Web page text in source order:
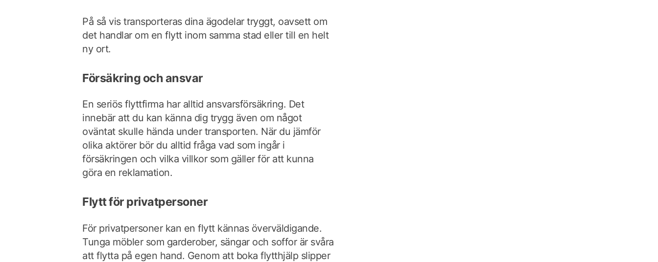
På så vis transporteras dina ägodelar tryggt, oavsett om
det handlar om en flytt inom samma stad eller till en helt
ny ort.
Försäkring och ansvar
En seriös flyttfirma har alltid ansvarsförsäkring. Det
innebär att du kan känna dig trygg även om något
oväntat skulle hända under transporten. När du jämför
olika aktörer bör du alltid fråga vad som ingår i
försäkringen och vilka villkor som gäller för att kunna
göra en reklamation.
Flytt för privatpersoner
För privatpersoner kan en flytt kännas överväldigande.
Tunga möbler som garderober, sängar och soffor är svåra
att flytta på egen hand. Genom att boka flytthjälp slipper